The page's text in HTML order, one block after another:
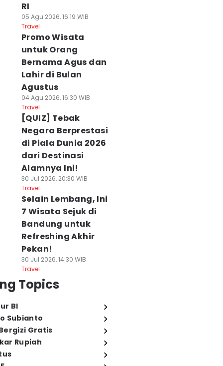
RI
05 Agu 2026, 16:19 WIB
Travel
Promo Wisata
untuk Orang
Bernama Agus dan
Lahir di Bulan
Agustus
04 Agu 2026, 16:30 WIB
Travel
[QUIZ] Tebak
Negara Berprestasi
di Piala Dunia 2026
dari Destinasi
Alamnya Ini!
30 Jul 2026, 20:30 WIB
Travel
Selain Lembang, Ini
7 Wisata Sejuk di
Bandung untuk
Refreshing Akhir
Pekan!
30 Jul 2026, 14:30 WIB
Travel
Topics
BI
Subianto
Gratis
Rupiah